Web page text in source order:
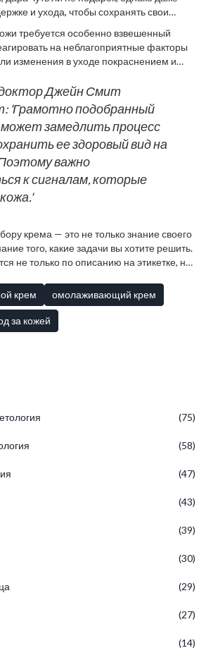
баланс влаги и защитят вашу кожу от
кремс экстрактами чайного
что около 60% людей с жирной
лоснящегося блеска, полностью
что приводит к обезвоживанию,
и ухода, чтобы сохранять свои
от загрязнений и солнца.
продукты с антиоксидантами или SPF-
'предупрежден, значит вооружен' —
требуется особенно взвешенный
на неблагоприятные факторы
изменения в уходе покраснением и
предпочтение
без отдушек и лишних химических
часто советуют кремы с алоэ вера или
они действуют успокаивающе и
нежную кожу.
Джейн Смит
'Грамотно подобранный
может замедлить процесс
ее здоровый вид на
важно
к сигналам, которые
крема — это не только знание своего
того, какие задачи вы хотите решить.
не только по описанию на этикетке, но
до успокаивающих, и поэтому
творчески подходить к своему
крем не только украшает нашу
крем омолаживающий крем
за кожей
(75)
(58)
(47)
(43)
(39)
(30)
(29)
(27)
(14)